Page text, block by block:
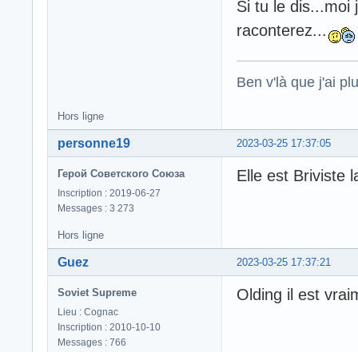
Si tu le dis...moi
raconterez...
Ben v'là que j'ai
Hors ligne
2023-03-25 17:37:05
personne19
Герой Советского Союза
Inscription : 2019-06-27
Messages : 3 273
Elle est Briviste
Hors ligne
2023-03-25 17:37:21
Guez
Soviet Supreme
Lieu : Cognac
Inscription : 2010-10-10
Messages : 766
Olding il est